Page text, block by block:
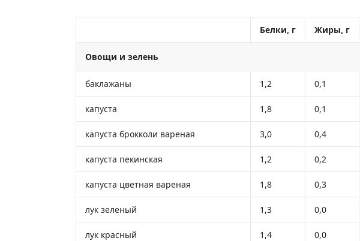
Белки, г Жиры, г
Овощи и зелень
баклажаны 1,2 0,1
капуста 1,8 0,1
капуста брокколи вареная 3,0 0,4
капуста пекинская 1,2 0,2
капуста цветная вареная 1,8 0,3
лук зеленый 1,3 0,0
лук красный 1,4 0,0